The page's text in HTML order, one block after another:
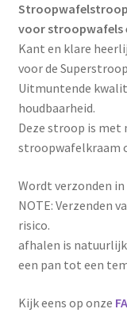
voor stroopwafels
Kant en klare
voor de
Uitmuntende
houdbaarheid.
Deze stroop is met
stroopwafelkraam
Wordt verzonden
NOTE: Verzenden
risico.
afhalen is
een pan tot een
Kijk eens op onze